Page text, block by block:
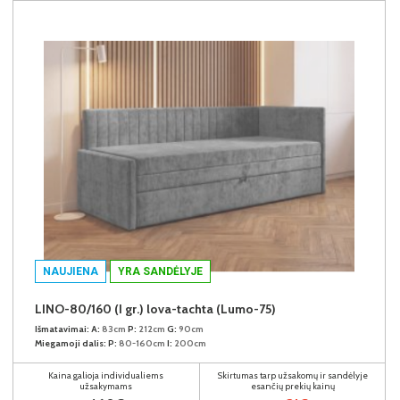
NAUJIENA YRA SANDĖLYJE
LINO-80/160 (I gr.) lova-tachta (Lumo-75)
Išmatavimai: A: 83cm P: 212cm G: 90cm
Miegamoji dalis: P: 80-160cm I: 200cm
Kaina galioja individualiems
užsakymams
Skirtumas tarp užsakomų ir sandėlyje
esančių prekių kainų